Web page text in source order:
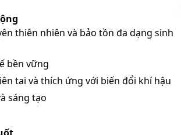
thiên nhiên và bảo tồn đa dạng sinh
bền vững
tai và thích ứng với biến đổi khí hậu
sáng tạo